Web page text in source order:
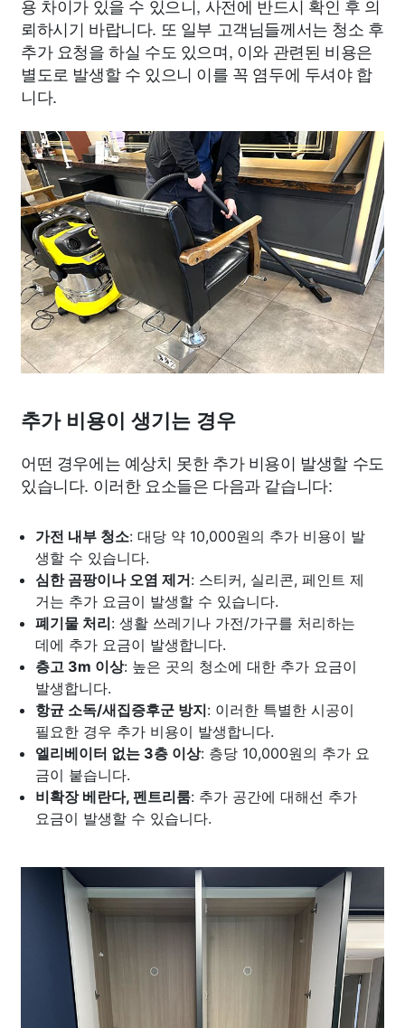
용 차이가 있을 수 있으니, 사전에 반드시 확인 후 의
뢰하시기 바랍니다. 또 일부 고객님들께서는 청소 후
추가 요청을 하실 수도 있으며, 이와 관련된 비용은
별도로 발생할 수 있으니 이를 꼭 염두에 두셔야 합
니다.
추가 비용이 생기는 경우
어떤 경우에는 예상치 못한 추가 비용이 발생할 수도
있습니다. 이러한 요소들은 다음과 같습니다:
가전 내부 청소: 대당 약 10,000원의 추가 비용이 발
생할 수 있습니다.
심한 곰팡이나 오염 제거: 스티커, 실리콘, 페인트 제
거는 추가 요금이 발생할 수 있습니다.
폐기물 처리: 생활 쓰레기나 가전/가구를 처리하는
데에 추가 요금이 발생합니다.
층고 3m 이상: 높은 곳의 청소에 대한 추가 요금이
발생합니다.
항균 소독/새집증후군 방지: 이러한 특별한 시공이
필요한 경우 추가 비용이 발생합니다.
엘리베이터 없는 3층 이상: 층당 10,000원의 추가 요
금이 붙습니다.
비확장 베란다, 펜트리룸: 추가 공간에 대해선 추가
요금이 발생할 수 있습니다.